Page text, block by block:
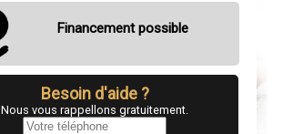
Financement possible
Besoin d'aide ?
Nous vous rappellons gratuitement.